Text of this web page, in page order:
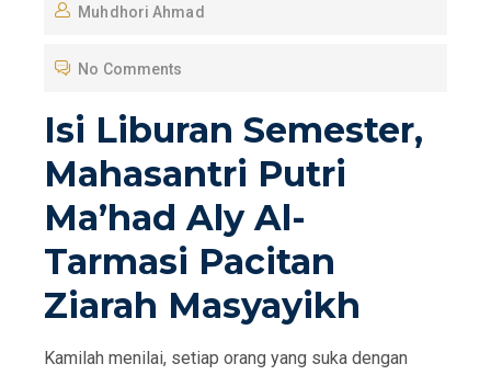
S
E
N
Muhdhori Ahmad
No Comments
Isi Liburan Semester,
Mahasantri Putri
Ma’had Aly Al-
Tarmasi Pacitan
Ziarah Masyayikh
Kamilah menilai, setiap orang yang suka dengan